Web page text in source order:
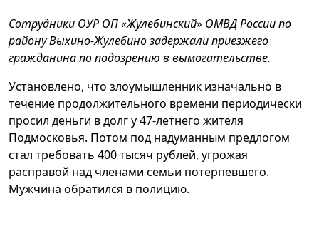
Сотрудники ОУР ОП «Жулебинский» ОМВД России по
району Выхино-Жулебино задержали приезжего
гражданина по подозрению в вымогательстве.
Установлено, что злоумышленник изначально в
течение продолжительного времени периодически
просил деньги в долг у 47-летнего жителя
Подмосковья. Потом под надуманным предлогом
стал требовать 400 тысяч рублей, угрожая
расправой над членами семьи потерпевшего.
Мужчина обратился в полицию.